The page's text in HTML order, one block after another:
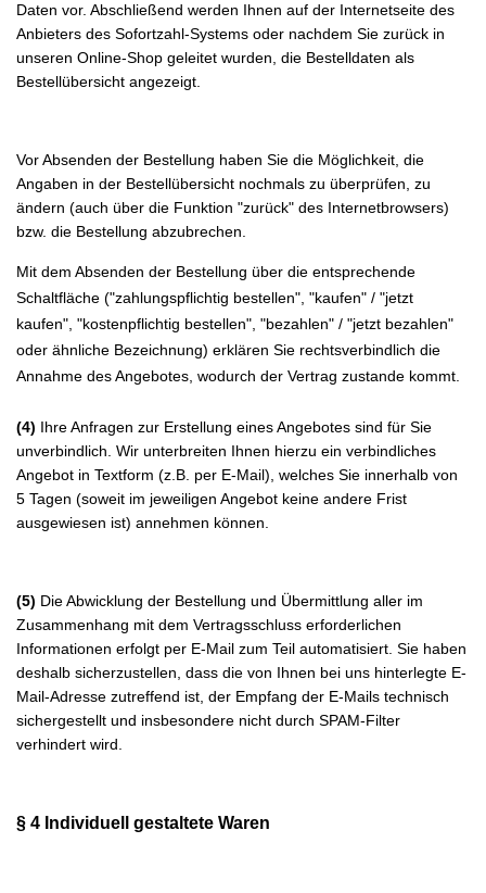
Daten vor. Abschließend werden Ihnen auf der Internetseite des
Anbieters des Sofortzahl-Systems oder nachdem Sie zurück in
unseren Online-Shop geleitet wurden, die Bestelldaten als
Bestellübersicht angezeigt.
Vor Absenden der Bestellung haben Sie die Möglichkeit, die
Angaben in der Bestellübersicht nochmals zu überprüfen, zu
ändern (auch über die Funktion "zurück" des Internetbrowsers)
bzw. die Bestellung abzubrechen.
Mit dem Absenden der Bestellung über die entsprechende
Schaltfläche ("zahlungspflichtig bestellen", "kaufen" / "jetzt
kaufen", "kostenpflichtig bestellen", "bezahlen" / "jetzt bezahlen"
oder ähnliche Bezeichnung) erklären Sie rechtsverbindlich die
Annahme des Angebotes, wodurch der Vertrag zustande kommt.
(4) Ihre Anfragen zur Erstellung eines Angebotes sind für Sie
unverbindlich. Wir unterbreiten Ihnen hierzu ein verbindliches
Angebot in Textform (z.B. per E-Mail), welches Sie innerhalb von
5 Tagen (soweit im jeweiligen Angebot keine andere Frist
ausgewiesen ist) annehmen können.
(5) Die Abwicklung der Bestellung und Übermittlung aller im
Zusammenhang mit dem Vertragsschluss erforderlichen
Informationen erfolgt per E-Mail zum Teil automatisiert. Sie haben
deshalb sicherzustellen, dass die von Ihnen bei uns hinterlegte E-
Mail-Adresse zutreffend ist, der Empfang der E-Mails technisch
sichergestellt und insbesondere nicht durch SPAM-Filter
verhindert wird.
§ 4 Individuell gestaltete Waren